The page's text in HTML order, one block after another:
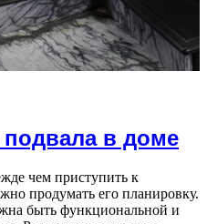
в доме
чем приступить к
продумать его планировку.
быть функциональной и